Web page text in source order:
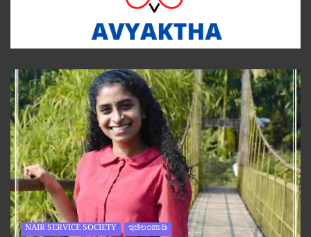
NAIR SERVICE SOCIETY ಇಚಿಲಂಪಾಡಿ